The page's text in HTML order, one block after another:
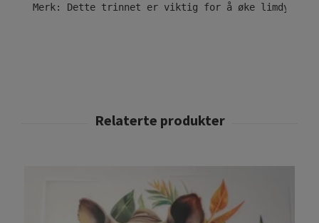
Merk: Dette trinnet er viktig for å øke